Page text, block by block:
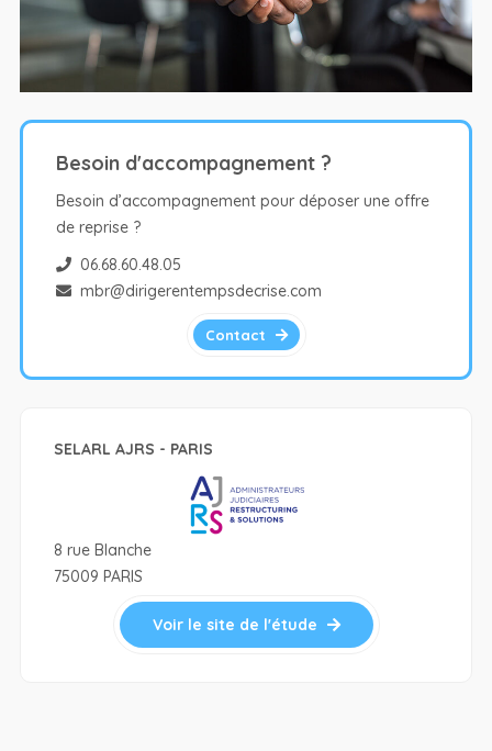
Besoin d'accompagnement ?
Besoin d’accompagnement pour déposer une offre
de reprise ?
06.68.60.48.05
mbr@dirigerentempsdecrise.com
Contact
SELARL AJRS - PARIS
8 rue Blanche
75009 PARIS
Voir le site de l'étude